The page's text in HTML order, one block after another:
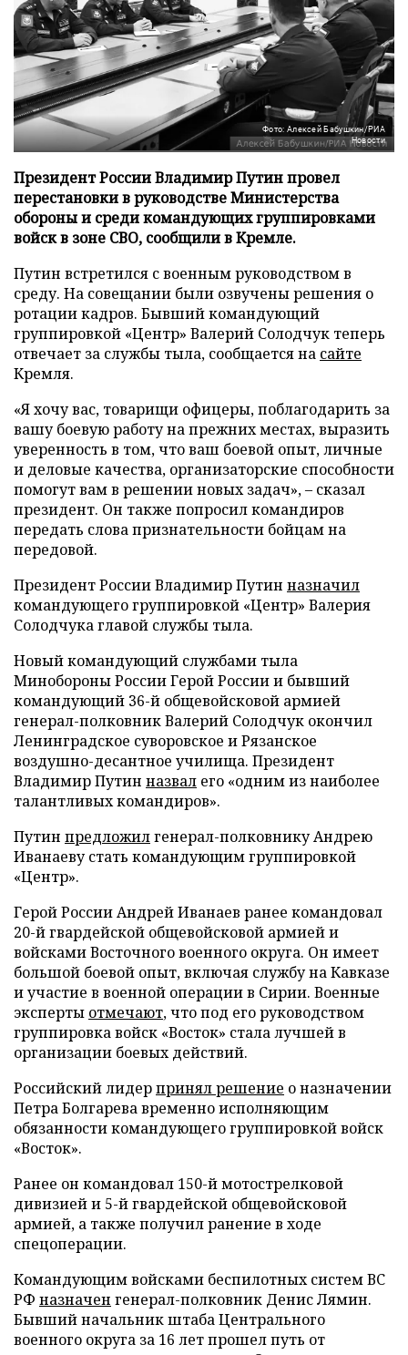
Фото: Алексей Бабушкин/РИА
Новости
Президент России Владимир Путин провел
перестановки в руководстве Министерства
обороны и среди командующих группировками
войск в зоне СВО, сообщили в Кремле.
Путин встретился с военным руководством в
среду. На совещании были озвучены решения о
ротации кадров. Бывший командующий
группировкой «Центр» Валерий Солодчук теперь
отвечает за службы тыла, сообщается на сайте
Кремля.
«Я хочу вас, товарищи офицеры, поблагодарить за
вашу боевую работу на прежних местах, выразить
уверенность в том, что ваш боевой опыт, личные
и деловые качества, организаторские способности
помогут вам в решении новых задач», – сказал
президент. Он также попросил командиров
передать слова признательности бойцам на
передовой.
Президент России Владимир Путин назначил
командующего группировкой «Центр» Валерия
Солодчука главой службы тыла.
Новый командующий службами тыла
Минобороны России Герой России и бывший
командующий 36-й общевойсковой армией
генерал-полковник Валерий Солодчук окончил
Ленинградское суворовское и Рязанское
воздушно-десантное училища. Президент
Владимир Путин назвал его «одним из наиболее
талантливых командиров».
Путин предложилгенерал-полковнику Андрею
Иванаеву стать командующим группировкой
«Центр».
Герой России Андрей Иванаев ранее командовал
20-й гвардейской общевойсковой армией и
войсками Восточного военного округа. Он имеет
большой боевой опыт, включая службу на Кавказе
и участие в военной операции в Сирии. Военные
эксперты отмечают, что под его руководством
группировка войск «Восток» стала лучшей в
организации боевых действий.
Российский лидерпринял решение о назначении
Петра Болгарева временно исполняющим
обязанности командующего группировкой войск
«Восток».
Ранее он командовал 150-й мотострелковой
дивизией и 5-й гвардейской общевойсковой
армией, а также получил ранение в ходе
спецоперации.
Командующим войсками беспилотных систем ВС
РФ назначен генерал-полковник Денис Лямин.
Бывший начальник штаба Центрального
военного округа за 16 лет прошел путь от